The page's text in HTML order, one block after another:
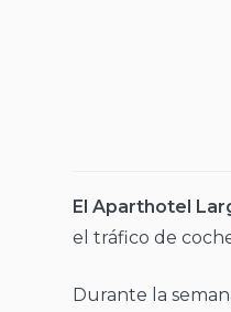
El Aparthotel
el tráfico de
Durante la